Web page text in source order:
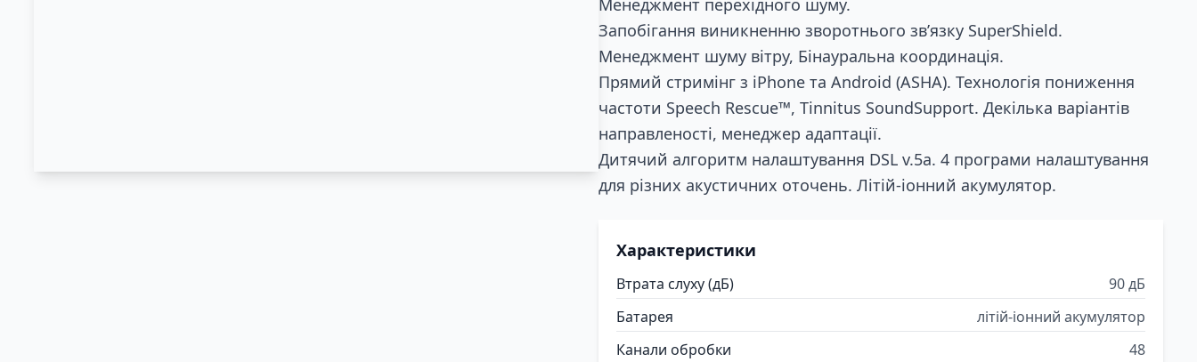
Запобігання виникненню зворотнього зв’язку SuperShield.
Менеджмент шуму вітру, Бінауральна координація.
Прямий стримінг з iPhone та Android (ASHA). Технологія пониження
частоти Speech Rescue™, Tinnitus SoundSupport. Декілька варіантів
направленості, менеджер адаптації.
Дитячий алгоритм налаштування DSL v.5a. 4 програми налаштування
для різних акустичних оточень. Літій-іонний акумулятор.
Характеристики
Втрата слуху (дБ)
90 дБ
Батарея
літій-іонний акумулятор
Канали обробки
48